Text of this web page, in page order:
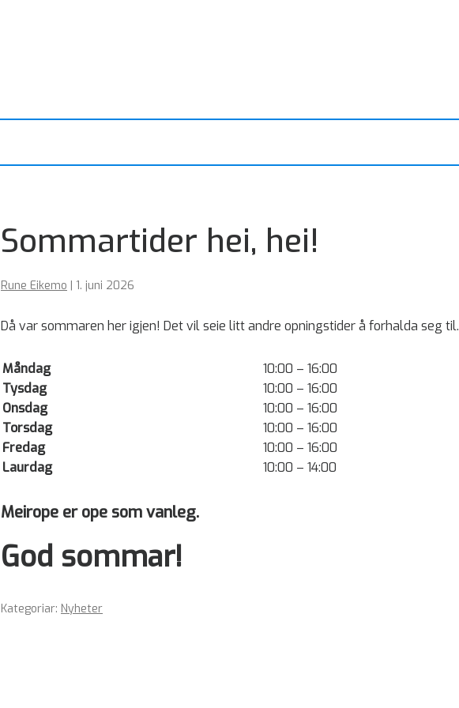
Sommartider hei, hei!
Rune Eikemo | 1. juni 2026
Då var sommaren her igjen! Det vil seie litt andre opningstider å forhalda seg til.
Måndag
10:00 – 16:00
Tysdag
10:00 – 16:00
Onsdag
10:00 – 16:00
Torsdag
10:00 – 16:00
Fredag
10:00 – 16:00
Laurdag
10:00 – 14:00
Meirope er ope som vanleg.
God sommar!
Kategoriar: Nyheter